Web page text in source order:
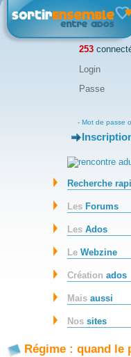
253
Login
Passe
- Mot de passe
-
Recherche
Les Forums
LesAdos
LeWebzine
Créationados
Maisaussi
Nossites
Régime : quand le